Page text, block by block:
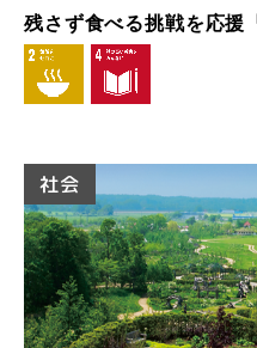
残さず食べる挑戦を応援
社会